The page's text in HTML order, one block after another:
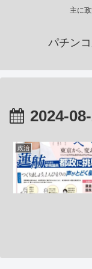
主に
パチン
2024-
政治